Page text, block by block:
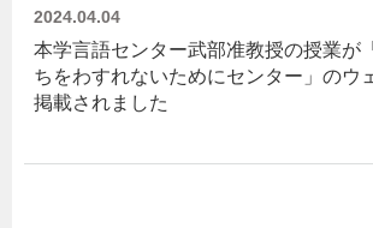
2024.04.04
本学言語センター武部准教授の授業が
ちをわすれないためにセンター」のウ
掲載されました